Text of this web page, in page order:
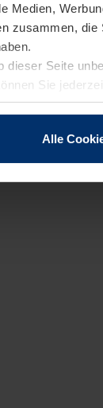
Medien,
zusammen, die
Seite
Sie
Alle